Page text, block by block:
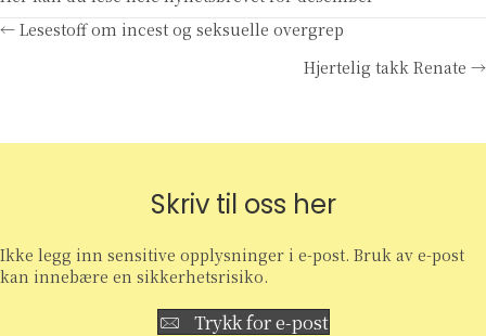
Posts
← Lesestoff om incest og seksuelle overgrep
Hjertelig takk Renate →
Skriv til oss her
Ikke legg inn sensitive opplysninger i e-post. Bruk av e-post
kan innebære en sikkerhetsrisiko.
Trykk for e-post